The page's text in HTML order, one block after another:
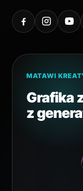
MATAWI
Grafika
z